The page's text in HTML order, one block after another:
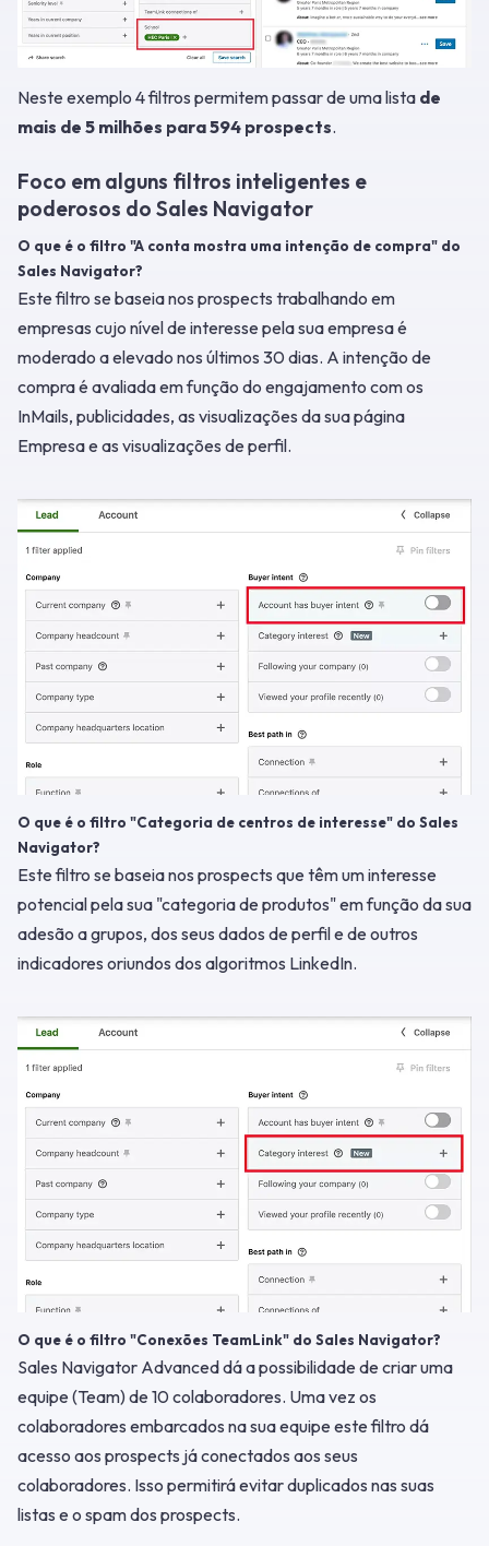
Neste exemplo 4 filtros permitem passar de uma lista de
mais de 5 milhões para 594 prospects.
Foco em alguns filtros inteligentes e
poderosos do Sales Navigator
O que é o filtro "A conta mostra uma intenção de compra" do
Sales Navigator?
Este filtro se baseia nos prospects trabalhando em
empresas cujo nível de interesse pela sua empresa é
moderado a elevado nos últimos 30 dias. A intenção de
compra é avaliada em função do engajamento com os
InMails, publicidades, as visualizações da sua página
Empresa e as visualizações de perfil.
O que é o filtro "Categoria de centros de interesse" do Sales
Navigator?
Este filtro se baseia nos prospects que têm um interesse
potencial pela sua "categoria de produtos" em função da sua
adesão a grupos, dos seus dados de perfil e de outros
indicadores oriundos dos algoritmos LinkedIn.
O que é o filtro "Conexões TeamLink" do Sales Navigator?
Sales Navigator Advanced dá a possibilidade de criar uma
equipe (Team) de 10 colaboradores. Uma vez os
colaboradores embarcados na sua equipe este filtro dá
acesso aos prospects já conectados aos seus
colaboradores. Isso permitirá evitar duplicados nas suas
listas e o spam dos prospects.